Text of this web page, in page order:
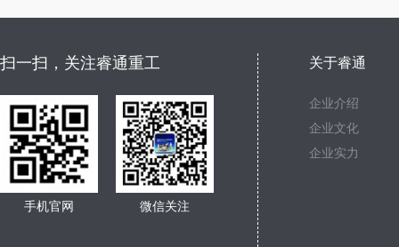
扫一扫，关注睿通重工
手机官网 微信关注
关于睿通
企业介绍
企业文化
企业实力